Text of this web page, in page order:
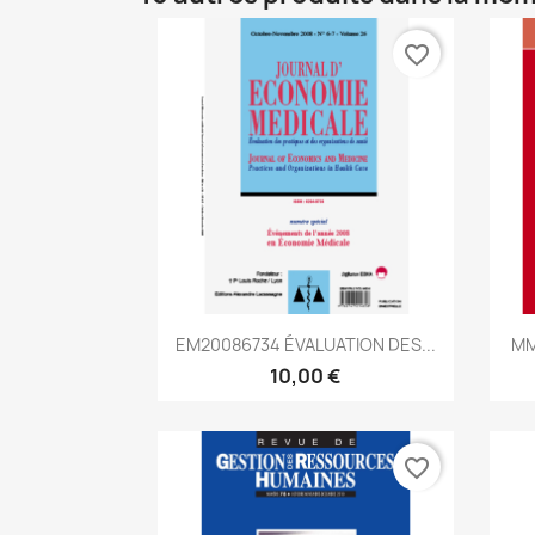
Aperçu rapide
EM20086734 ÉVALUATION DES...
10,00 €
favorite_border
favorite_border